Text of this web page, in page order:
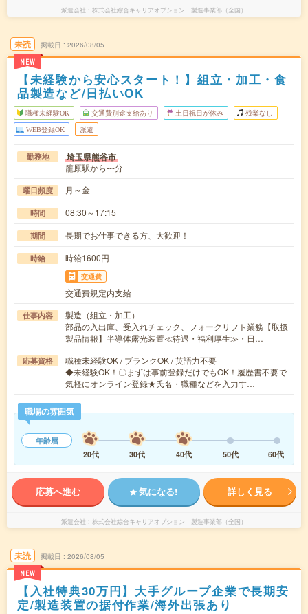
派遣会社 株式会社綜合キャリアオプション 製造事業部（全国）
未読
NEW
掲載日 2026/08/05
【未経験から安心スタート！】組立・加工・食
品製造など/日払いOK
職種未経験OK 交通費別途支給あり 土日祝日が休み 残業なし
WEB登録OK 派遣
勤務地 埼玉県熊谷市
籠原駅から---分
曜日頻度 月～金
時間 08:30～17:15
期間 長期でお仕事できる方、大歓迎！
時給 時給1600円
交通費
交通費規定内支給
仕事内容
製造（組立・加工）
部品の入出庫、受入れチェック、フォークリフト業務【取扱
製品情報】半導体露光装置≪待遇・福利厚生≫・日…
応募資格
職種未経験OK / ブランクOK / 英語力不要
◆未経験OK！〇まずは事前登録だけでもOK！履歴書不要で
気軽にオンライン登録★氏名・職種などを入力す…
職場の雰囲気
年齢層
20代
30代 40代 50代 60代
応募へ進む 気になる! 詳しく見る
派遣会社 株式会社綜合キャリアオプション 製造事業部（全国）
未読
NEW
掲載日 2026/08/05
【入社特典30万円】大手グループ企業で長期安
定/製造装置の据付作業/海外出張あり